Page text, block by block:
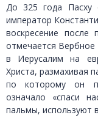
До 325 года Пасху
император
воскресение
отмечается Вербное
в Иерусалим на
Христа, размахивая
по которому он
означало «спаси
пальмы, используют